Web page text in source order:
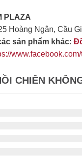
PLAZA
Hoàng Ngân, Cầu
sản phẩm khác:
CHIÊN